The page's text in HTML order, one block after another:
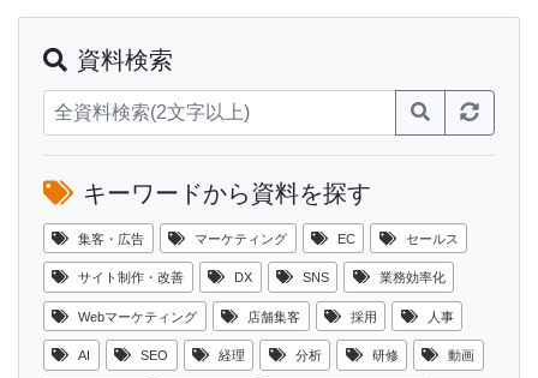
資料検索
キーワードから資料を探す
集客・広告 マーケティング EC セールス
サイト制作・改善 DX SNS 業務効率化
Webマーケティング 店舗集客 採用 人事
AI SEO 経理 分析 研修 動画